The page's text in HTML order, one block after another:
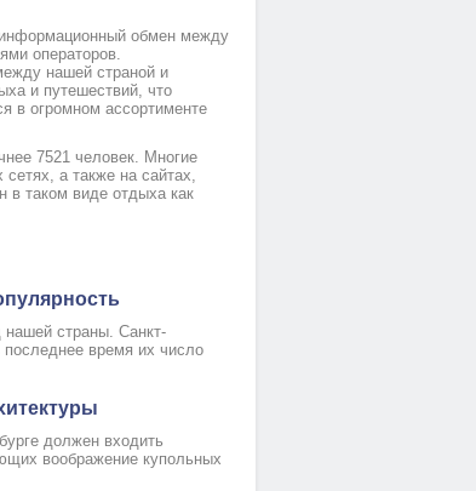
Номер 5(TWIN)
информационный обмен между
операторов.
нашей страной и
и путешествий, что
в огромном ассортименте
7521 человек. Многие
а также на сайтах,
в таком виде отдыха как
нашей страны. Санкт-
последнее время их число
должен входить
воображение купольных